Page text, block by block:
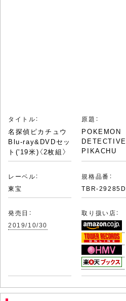
タイトル：
名探偵ピカチュウ
Blu-ray&DVDセッ
ト('19米)〈2枚組〉
原題：
POKEMON
DETECTIVE
PIKACHU
レーベル：
東宝
規格品番：
TBR-29285D
発売日：
2019/10/30
取り扱い店：